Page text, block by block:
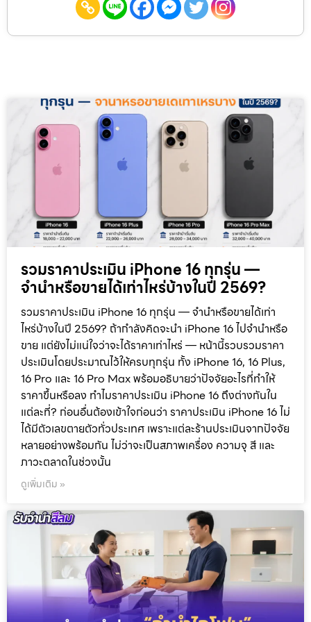
รวมราคาประเมิน iPhone 16 ทุกรุ่น —
จำนำหรือขายได้เท่าไหร่บ้างในปี 2569?
รวมราคาประเมิน iPhone 16 ทุกรุ่น — จำนำหรือขายได้เท่า
ไหร่บ้างในปี 2569? ถ้ากำลังคิดจะนำ iPhone 16 ไปจำนำหรือ
ขาย แต่ยังไม่แน่ใจว่าจะได้ราคาเท่าไหร่ — หน้านี้รวบรวมราคา
ประเมินโดยประมาณไว้ให้ครบทุกรุ่น ทั้ง iPhone 16, 16 Plus,
16 Pro และ 16 Pro Max พร้อมอธิบายว่าปัจจัยอะไรที่ทำให้
ราคาขึ้นหรือลง ทำไมราคาประเมิน iPhone 16 ถึงต่างกันใน
แต่ละที่? ก่อนอื่นต้องเข้าใจก่อนว่า ราคาประเมิน iPhone 16 ไม่
ได้มีตัวเลขตายตัวทั่วประเทศ เพราะแต่ละร้านประเมินจากปัจจัย
หลายอย่างพร้อมกัน ไม่ว่าจะเป็นสภาพเครื่อง ความจุ สี และ
ภาวะตลาดในช่วงนั้น
ดูเพิ่มเติม »